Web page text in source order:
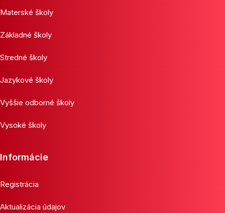
Materské školy
Základné školy
Stredné školy
Jazykové školy
Vyššie odborné školy
Vysoké školy
Informácie
Registrácia
Aktualizácia údajov